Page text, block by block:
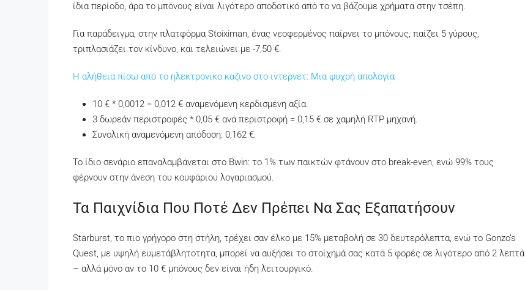
ίδια περίοδο, άρα το μπόνους είναι λιγότερο αποδοτικό από το να βάζουμε χρήματα στην τσέπη.
Για παράδειγμα, στην πλατφόρμα Stoiximan, ένας νεοφερμένος παίρνει το μπόνους, παίζει 5 γύρους,
τριπλασιάζει τον κίνδυνο, και τελειώνει με -7,50 €.
Η αλήθεια πίσω από το ηλεκτρονικο καζινο στο ιντερνετ: Μια ψυχρή απολογία
10 € * 0,0012 = 0,012 € αναμενόμενη κερδισμένη αξία.
3 δωρεάν περιστροφές * 0,05 € ανά περιστροφή = 0,15 € σε χαμηλή RTP μηχανή.
Συνολική αναμενόμενη απόδοση: 0,162 €.
Το ίδιο σενάριο επαναλαμβάνεται στο Bwin: το 1% των παικτών φτάνουν στο break-even, ενώ 99% τους
φέρνουν στην άνεση του κουφάριου λογαριασμού.
Τα Παιχνίδια Που Ποτέ Δεν Πρέπει Να Σας Εξαπατήσουν
Starburst, το πιο γρήγορο στη στήλη, τρέχει σαν έλκο με 15% μεταβολή σε 30 δευτερόλεπτα, ενώ το Gonzo’s
Quest, με υψηλή ευμετάβλητοτητα, μπορεί να αυξήσει το στοίχημά σας κατά 5 φορές σε λιγότερο από 2 λεπτά
– αλλά μόνο αν το 10 € μπόνους δεν είναι ήδη λειτουργικό.